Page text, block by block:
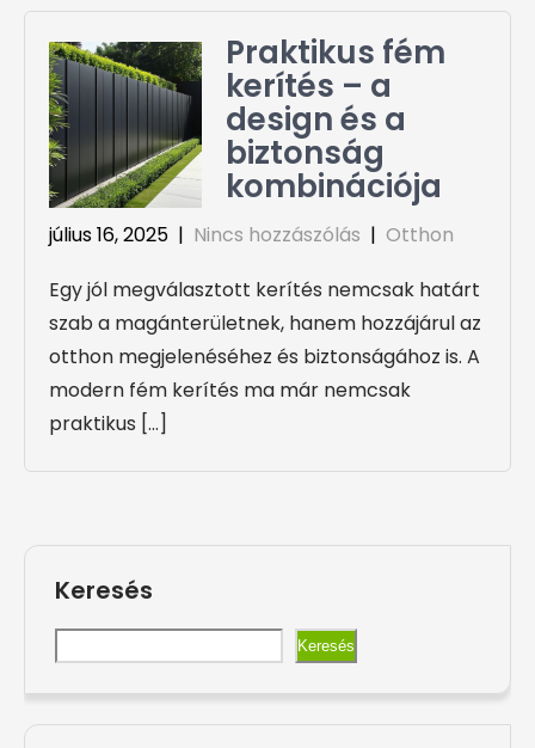
Praktikus fém
kerítés – a
design és a
biztonság
kombinációja
július 16, 2025 | Nincs hozzászólás | Otthon
Egy jól megválasztott kerítés nemcsak határt
szab a magánterületnek, hanem hozzájárul az
otthon megjelenéséhez és biztonságához is. A
modern fém kerítés ma már nemcsak
praktikus […]
Keresés
Keresés